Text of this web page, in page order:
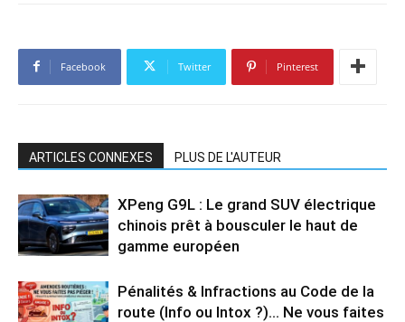
Facebook Twitter Pinterest
ARTICLES CONNEXES PLUS DE L'AUTEUR
XPeng G9L : Le grand SUV électrique
chinois prêt à bousculer le haut de
gamme européen
Pénalités & Infractions au Code de la
route (Info ou Intox ?)… Ne vous faites